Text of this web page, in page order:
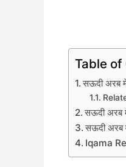
Table
सऊदी अरब में
सऊदी अरब
सऊदी अरब
Iqama